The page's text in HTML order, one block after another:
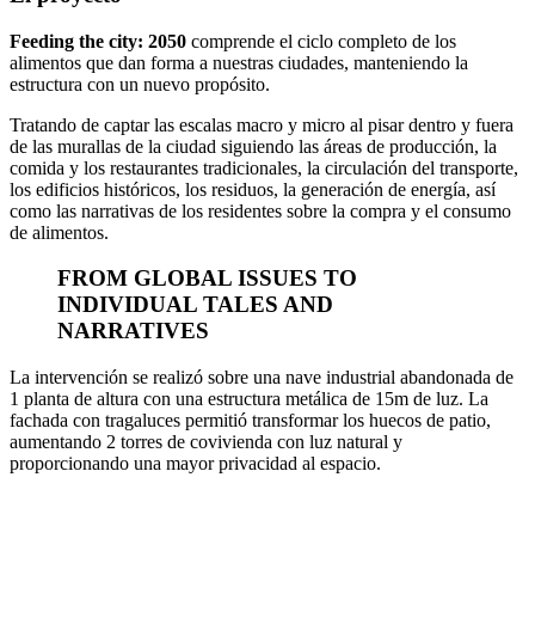
Feeding the city: 2050 comprende el ciclo completo de los
alimentos que dan forma a nuestras ciudades, manteniendo la
estructura con un nuevo propósito.
Tratando de captar las escalas macro y micro al pisar dentro y fuera
de las murallas de la ciudad siguiendo las áreas de producción, la
comida y los restaurantes tradicionales, la circulación del transporte,
los edificios históricos, los residuos, la generación de energía, así
como las narrativas de los residentes sobre la compra y el consumo
de alimentos.
FROM GLOBAL ISSUES TO
INDIVIDUAL TALES AND
NARRATIVES
La intervención se realizó sobre una nave industrial abandonada de
1 planta de altura con una estructura metálica de 15m de luz. La
fachada con tragaluces permitió transformar los huecos de patio,
aumentando 2 torres de covivienda con luz natural y
proporcionando una mayor privacidad al espacio.